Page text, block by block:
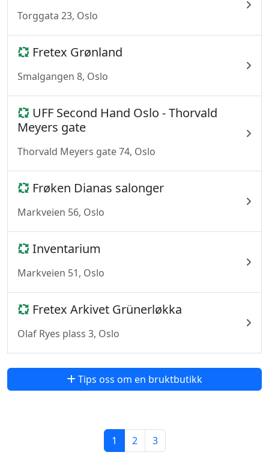
Torggata 23, Oslo
Fretex Grønland
Smalgangen 8, Oslo
UFF Second Hand Oslo - Thorvald
Meyers gate
Thorvald Meyers gate 74, Oslo
Frøken Dianas salonger
Markveien 56, Oslo
Inventarium
Markveien 51, Oslo
Fretex Arkivet Grünerløkka
Olaf Ryes plass 3, Oslo
Tips oss om en bruktbutikk
1 2 3